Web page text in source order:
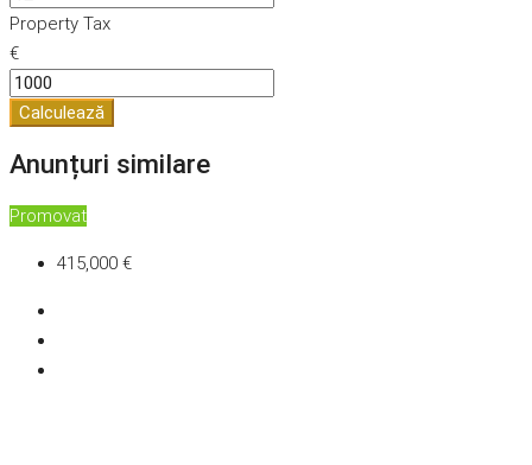
Property Tax
€
Calculează
Anunțuri similare
Promovat
415,000 €